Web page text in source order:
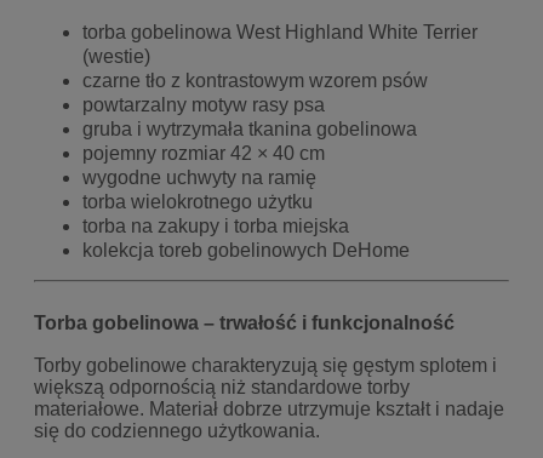
torba gobelinowa West Highland White Terrier
(westie)
czarne tło z kontrastowym wzorem psów
powtarzalny motyw rasy psa
gruba i wytrzymała tkanina gobelinowa
pojemny rozmiar 42 × 40 cm
wygodne uchwyty na ramię
torba wielokrotnego użytku
torba na zakupy i torba miejska
kolekcja toreb gobelinowych DeHome
Torba gobelinowa – trwałość i funkcjonalność
Torby gobelinowe charakteryzują się gęstym splotem i
większą odpornością niż standardowe torby
materiałowe. Materiał dobrze utrzymuje kształt i nadaje
się do codziennego użytkowania.